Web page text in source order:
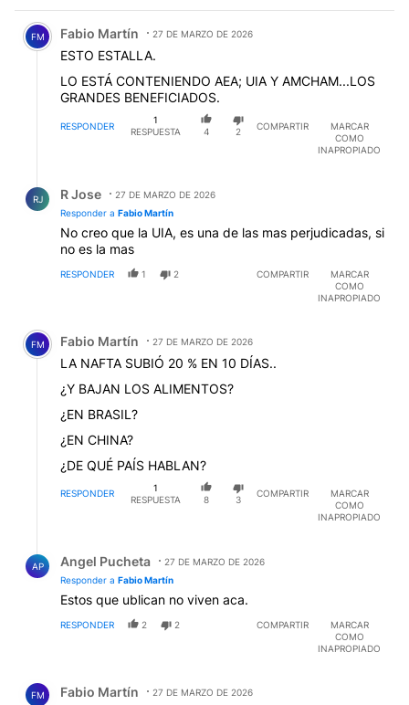
Comentario de Fabio Martín.
FM Fabio Martín 27 DE MARZO DE 2026
ESTO ESTALLA.
LO ESTÁ CONTENIENDO AEA; UIA Y AMCHAM...LOS
GRANDES BENEFICIADOS.
RESPONDER
1
RESPUESTA
4 2
COMPARTIR
MARCAR
COMO
INAPROPIADO
RJ R Jose
27 DE MARZO DE 2026
Responder a Fabio Martín
No creo que la UIA, es una de las mas perjudicadas, si
no es la mas
RESPONDER 1 2 COMPARTIR
MARCAR
COMO
INAPROPIADO
Comentario de Fabio Martín.
FM Fabio Martín 27 DE MARZO DE 2026
LA NAFTA SUBIÓ 20 % EN 10 DÍAS..
¿Y BAJAN LOS ALIMENTOS?
¿EN BRASIL?
¿EN CHINA?
¿DE QUÉ PAÍS HABLAN?
RESPONDER
1
RESPUESTA
8 3
COMPARTIR
MARCAR
COMO
INAPROPIADO
AP Angel Pucheta
27 DE MARZO DE 2026
Responder a Fabio Martín
Estos que ublican no viven aca.
RESPONDER 2 2 COMPARTIR
MARCAR
COMO
INAPROPIADO
FM Fabio Martín 27 DE MARZO DE 2026